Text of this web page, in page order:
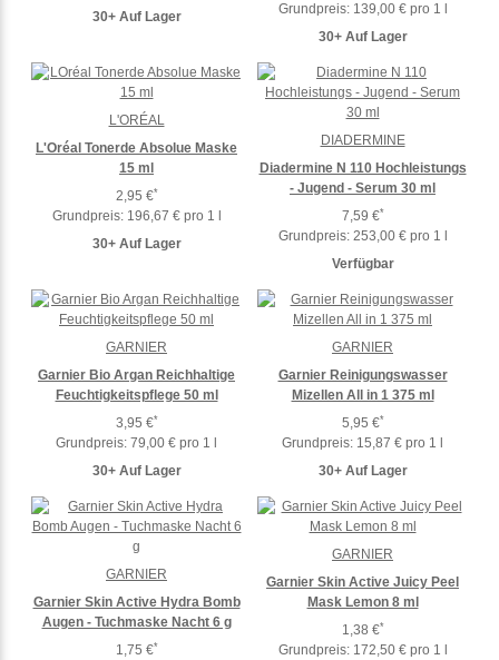
30+ Auf Lager
Grundpreis: 139,00 € pro 1 l
30+ Auf Lager
L'Oréal Tonerde Absolue Maske
15 ml
2,95 €*
Grundpreis: 196,67 € pro 1 l
30+ Auf Lager
L'ORÉAL
Diadermine N 110 Hochleistungs
- Jugend - Serum 30 ml
7,59 €*
Grundpreis: 253,00 € pro 1 l
Verfügbar
DIADERMINE
Garnier Bio Argan Reichhaltige
Feuchtigkeitspflege 50 ml
3,95 €*
Grundpreis: 79,00 € pro 1 l
30+ Auf Lager
GARNIER
Garnier Reinigungswasser
Mizellen All in 1 375 ml
5,95 €*
Grundpreis: 15,87 € pro 1 l
30+ Auf Lager
GARNIER
Garnier Skin Active Hydra Bomb
Augen - Tuchmaske Nacht 6 g
1,75 €*
GARNIER
Garnier Skin Active Juicy Peel
Mask Lemon 8 ml
1,38 €*
Grundpreis: 172,50 € pro 1 l
GARNIER